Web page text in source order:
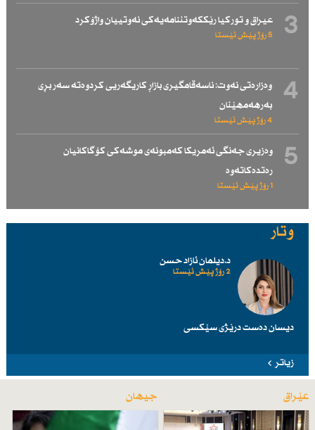
3 عیراق و توركیا رێككەوتننامەیەكی نەوتییان واژۆكرد
5 رۆژ پێش ئێستا
4
وەزارەتی نەوت: ناسەقامگیری بازاڕ كاریگەریی كردوەتە سەر بڕی
بەرهەمهێنان
4 رۆژ پێش ئێستا
5
وەزیری جەنگی ئەمریكا كەمبونەی موشەكی كۆگاكانیان
رەتدەكاتەوە
1 رۆژ پێش ئێستا
وتار
د.دیلمان ئازاد حسن
2 رۆژ پێش ئێستا
دیسان دەست درێژی سێكسی
زیاتر
عێراق جیهان